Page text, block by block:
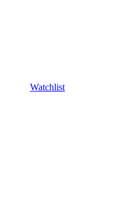
Watchlist